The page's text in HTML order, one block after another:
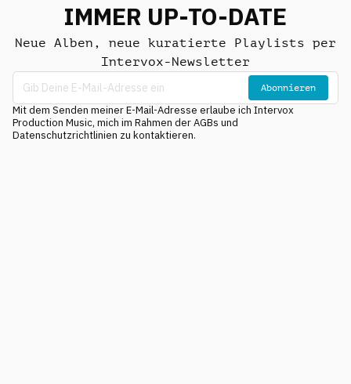
IMMER UP-TO-DATE
Neue Alben, neue kuratierte Playlists per
Intervox-Newsletter
Abonnieren
Mit dem Senden meiner E-Mail-Adresse erlaube ich Intervox
Production Music, mich im Rahmen der AGBs und
Datenschutzrichtlinien zu kontaktieren.